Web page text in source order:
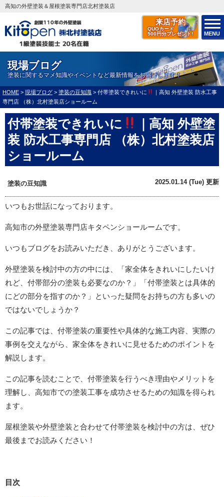
来店予約
QUOカード
500円分プレゼント!
MENU
高知の外壁塗装＆屋根塗装専門店北村塗装店
現場ブログ
塗装に関するマメ知識やイベントなど最新情報をお届けします！
HOME > 現場ブログ > 塗装の豆知識 > 付帯塗装できれいに
｜高知 外壁塗装 防水工事
専門店 （株）北村塗装店ショールーム
付帯塗装できれいに
｜高知 外壁塗
装 防水工事専門店 （株）北村塗装店
ショールーム
塗装の豆知識 2025.01.14 (Tue) 更新
いつもお世話になっております。
高知市の外壁塗装専門店キタペンショールームです。
いつもブログをお読みいただき、ありがとうございます。
外壁塗装を検討中の方の中には、「家全体をきれいにしたいけ
れど、付帯部分の塗装も必要なのか？」「付帯塗装とは具体的
にどの部分を指すのか？」といった疑問をお持ちの方も多いの
ではないでしょうか？
この記事では、付帯塗装の重要性や具体的な施工内容、実際の
事例を交えながら、家全体をきれいに見せるためのポイントを
解説します。
この記事を読むことで、付帯塗装を行うべき理由やメリットを
理解し、高知市での塗装工事を成功させるための知識を得られ
ます。
屋根塗装や外壁塗装と合わせて付帯塗装を検討中の方は、ぜひ
最後までお読みください！
目次